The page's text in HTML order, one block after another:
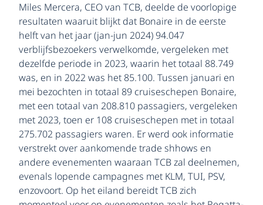
Miles Mercera, CEO van TCB, deelde de voorlopige
resultaten waaruit blijkt dat Bonaire in de eerste
helft van het jaar (jan-jun 2024) 94.047
verblijfsbezoekers verwelkomde, vergeleken met
dezelfde periode in 2023, waarin het totaal 88.749
was, en in 2022 was het 85.100. Tussen januari en
mei bezochten in totaal 89 cruiseschepen Bonaire,
met een totaal van 208.810 passagiers, vergeleken
met 2023, toen er 108 cruiseschepen met in totaal
275.702 passagiers waren. Er werd ook informatie
verstrekt over aankomende trade shhows en
andere evenementen waaraan TCB zal deelnemen,
evenals lopende campagnes met KLM, TUI, PSV,
enzovoort. Op het eiland bereidt TCB zich